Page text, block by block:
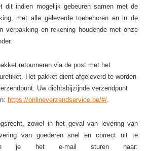
dit indien mogelijk gebeuren samen met de
met alle geleverde toebehoren en in de
verpakking en rekening houdende met onze
retourneren via de post met het
Het pakket dient afgeleverd te worden
Uw dichtsbijzijnde verzendpunt
https://onlineverzendservice.be/#/.
zowel in het geval van levering van
van goederen snel en correct uit te
je het e-mail sturen naar: